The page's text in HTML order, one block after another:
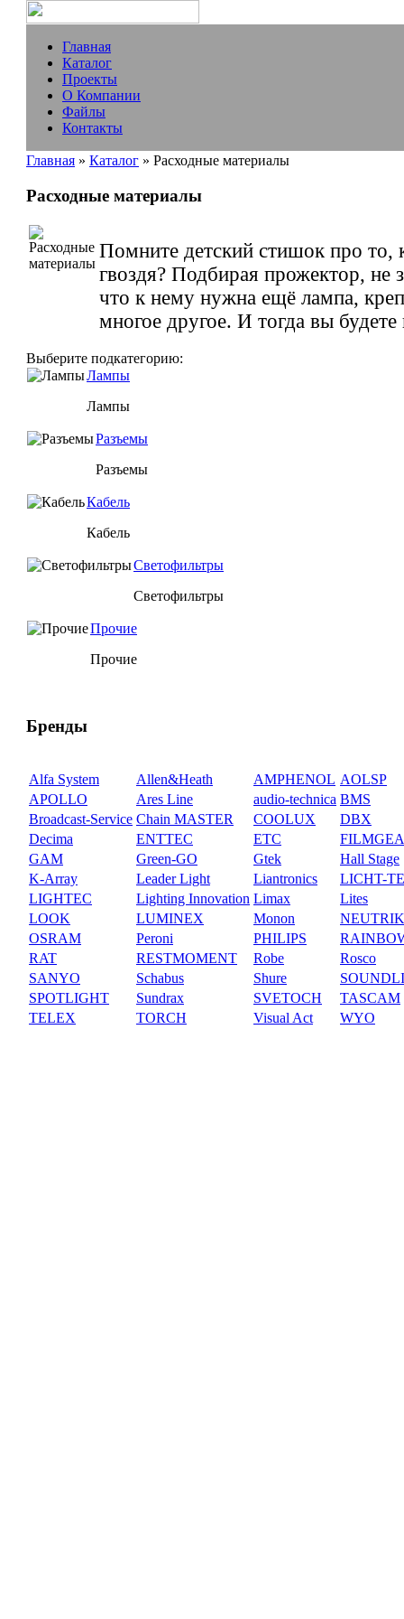
Главная
Каталог
Проекты
О Компании
Файлы
Контакты
Главная » Каталог » Расходные материалы
Расходные материалы
Помните детский стишок про то,
гвоздя? Подбирая прожектор, не
что к нему нужна ещё лампа,
многое другое. И тогда вы будете
Выберите подкатегорию:
Лампы
Лампы
Разъемы
Разъемы
Кабель
Кабель
Светофильтры
Светофильтры
Прочие
Прочие
Бренды
Alfa System Allen&Heath AMPHENOL AOLSP
APOLLO
Ares Line audio-technica BMS
Broadcast-Service Chain MASTER COOLUX
DBX
Decima
ENTTEC ETC
GAM
Green-GO Gtek
Hall Stage
K-Array
Leader Light Liantronics
LICHT-
LIGHTEC
Lighting Innovation Limax
Lites
LOOK
LUMINEX Monon
NEUTRIK
OSRAM
Peroni PHILIPS
RAT
RESTMOMENT Robe
Rosco
SANYO
Schabus Shure
SPOTLIGHT
Sundrax SVETOCH
TASCAM
TELEX
TORCH Visual Act WYO